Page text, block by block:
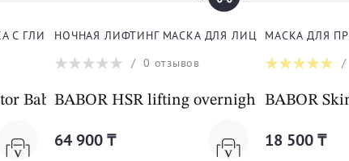
С ГЛИНОЙ ДЛЯ ЛИЦА
Babor Microbiomic Clay Multi-Cleancer 75ml
НОЧНАЯ ЛИФТИНГ МАСКА ДЛЯ ЛИЦА
/0 отзывов
BABOR HSR lifting overnight mask
64 900 ₸
МАСКА ДЛЯ
/
BABOR
18 500 ₸